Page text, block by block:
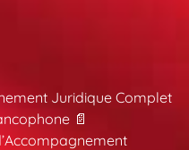
Juridique Complet
📄